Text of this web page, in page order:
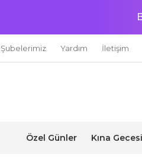
Şubelerimiz Yardım İletişim
Özel Günler Kına Gecesi